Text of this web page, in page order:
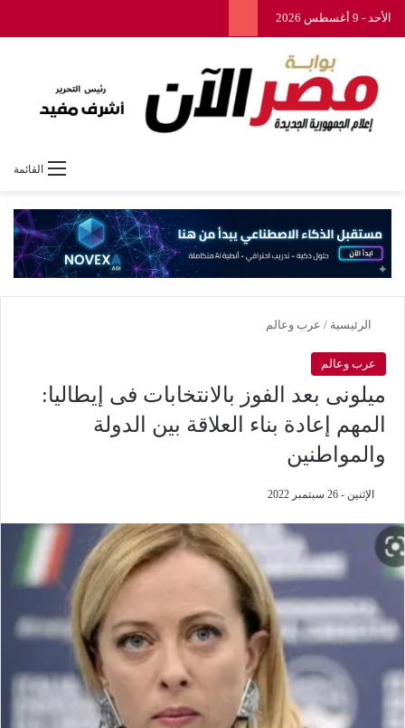
الأحد - 9 أغسطس 2026
القائمة
الرئيسية / عرب وعالم
عرب وعالم
ميلونى بعد الفوز بالانتخابات فى إيطاليا:
المهم إعادة بناء العلاقة بين الدولة
والمواطنين
الإثنين - 26 سبتمبر 2022